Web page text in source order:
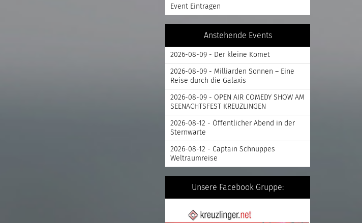
Event Eintragen
Anstehende Events
2026-08-09 - Der kleine Komet
2026-08-09 - Milliarden Sonnen – Eine
Reise durch die Galaxis
2026-08-09 - OPEN AIR COMEDY SHOW AM
SEENACHTSFEST KREUZLINGEN
2026-08-12 - Öffentlicher Abend in der
Sternwarte
2026-08-12 - Captain Schnuppes
Weltraumreise
Unsere Facebook Gruppe: